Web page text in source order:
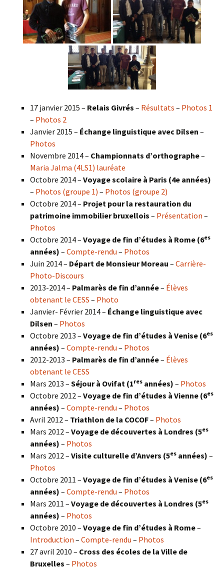
17 janvier 2015 – Relais Givrés – Résultats – Photos 1
– Photos 2
Janvier 2015 – Échange linguistique avec Dilsen –
Photos
Novembre 2014 – Championnats d’orthographe–
Maria Jalma (4LS1) lauréate
Octobre 2014 – Voyage scolaire à Paris (4e années)
– Photos (groupe 1) – Photos (groupe 2)
Octobre 2014 – Projet pour la restauration du
patrimoine immobilier bruxellois – Présentation –
Photos
Octobre 2014 – Voyage de fin d’études à Rome (6es
années) – Compte-rendu – Photos
Juin 2014 – Départ de Monsieur Moreau – Carrière-
Photo-Discours
2013-2014 – Palmarès de fin d’année– Élèves
obtenant le CESS – Photo
Janvier- Février 2014 – Échange linguistique avec
Dilsen – Photos
Octobre 2013 – Voyage de fin d’études à Venise (6es
années) – Compte-rendu – Photos
2012-2013 – Palmarès de fin d’année– Élèves
obtenant le CESS
Mars 2013 – Séjour à Ovifat (1res années) – Photos
Octobre 2012 – Voyage de fin d’études à Vienne (6es
années) – Compte-rendu – Photos
Avril 2012 – Triathlon de la COCOF– Photos
Mars 2012 – Voyage de découvertes à Londres (5es
années) – Photos
Mars 2012 – Visite culturelle d’Anvers (5es années) –
Photos
Octobre 2011 – Voyage de fin d’études à Venise (6es
années) – Compte-rendu – Photos
Mars 2011 – Voyage de découvertes à Londres (5es
années) – Photos
Octobre 2010 – Voyage de fin d’études à Rome–
Introduction – Compte-rendu – Photos
27 avril 2010 – Cross des écoles de la Ville de
Bruxelles – Photos